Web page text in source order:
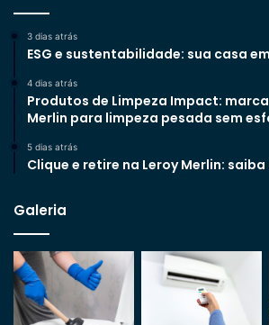
3 dias atrás
ESG e sustentabilidade: sua casa
4 dias atrás
Produtos de Limpeza Impact:
Merlin para limpeza pesada sem
5 dias atrás
Clique e retire na Leroy Merlin:
Galeria